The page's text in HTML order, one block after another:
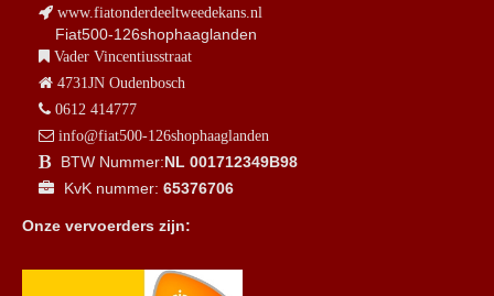
www.fiatonderdeeltweedekans.nl
Fiat500-126shophaaglanden
Vader Vincentiusstraat
4731JN Oudenbosch
0612 414777
info@fiat500-126shophaaglanden
BTW Nummer:NL 001712349B98
KvK nummer: 65376706
Onze vervoerders zijn: